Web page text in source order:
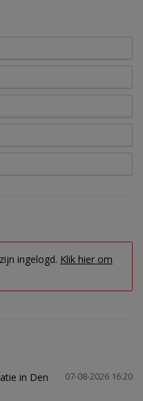
ingelogd. Klik hier om
07-08-2026 16:20
in Den